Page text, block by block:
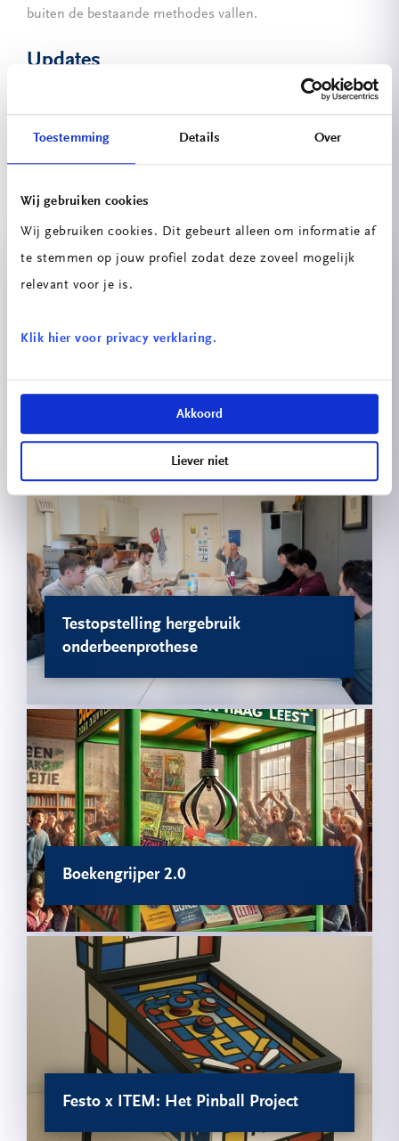
Toestemming Details Over
Wij gebruiken cookies
Wij gebruiken cookies. Dit gebeurt alleen om informatie af
te stemmen op jouw profiel zodat deze zoveel mogelijk
relevant voor je is.
Klik hier voor privacy verklaring.
Akkoord
Liever niet
buiten de bestaande methodes vallen.
Updates
Finale Zorg-Hackathon
Speakerbuilders – eigen Bluetooth-
Testopstelling hergebruik
onderbeenprothese
Boekengrijper 2.0
Festo x ITEM: Het Pinball Project